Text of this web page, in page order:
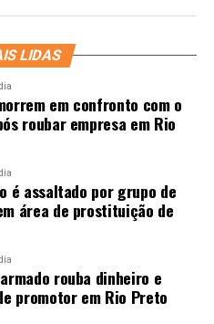
LIDAS
em confronto com o
roubar empresa em Rio
é assaltado por grupo de
área de prostituição de
rouba dinheiro e
promotor em Rio Preto